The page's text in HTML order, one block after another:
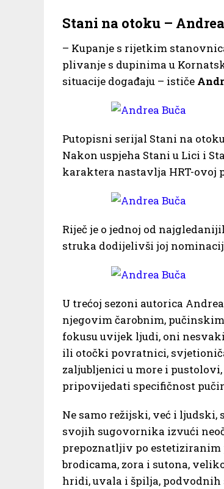
Stani na otoku –
– Kupanje s rijetkim
plivanje s dupinima u
situacije događaju – ističe
Putopisni serijal Stani na
Nakon uspjeha Stani u Lici i
karaktera nastavlja HRT-
Riječ je o jednoj od
struka dodijelivši joj
U trećoj sezoni autorica
njegovim čarobnim,
fokusu uvijek ljudi, oni
ili otočki povratnici,
zaljubljenici u more i
pripovijedati specifičnost
Ne samo režijski, već i
svojih sugovornika izvući
prepoznatljiv po
brodicama, zora i sutona,
hridi, uvala i špilja,